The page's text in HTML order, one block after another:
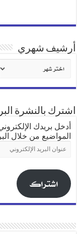
أرشيف شهري
شهري
اشترك بالنشرة
أدخل بريدك
المواضيع من خلال
عنوان
البريد
اشتراك